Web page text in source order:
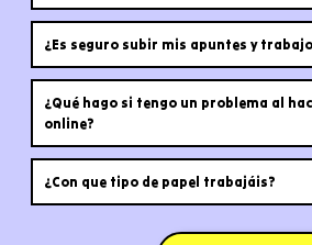
¿Es seguro subir mis apuntes y
¿Qué hago si tengo un problema al
online?
¿Con que tipo de papel trabajáis?